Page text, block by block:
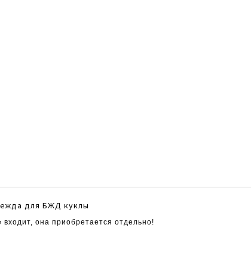
для БЖД куклы
она приобретается отдельно!